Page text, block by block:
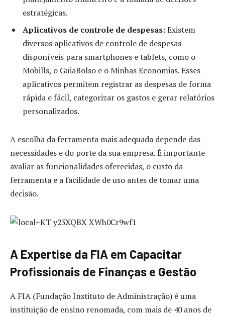
estratégicas.
Aplicativos de controle de despesas:Existem
diversos aplicativos de controle de despesas
disponíveis para smartphones e tablets, como o
Mobills, o GuiaBolso e o Minhas Economias. Esses
aplicativos permitem registrar as despesas de forma
rápida e fácil, categorizar os gastos e gerar relatórios
personalizados.
A escolha da ferramenta mais adequada depende das
necessidades e do porte da sua empresa. É importante
avaliar as funcionalidades oferecidas, o custo da
ferramenta e a facilidade de uso antes de tomar uma
decisão.
A Expertise da FIA em Capacitar
Profissionais de Finanças e Gestão
A FIA (Fundação Instituto de Administração) é uma
instituição de ensino renomada, com mais de 40 anos de